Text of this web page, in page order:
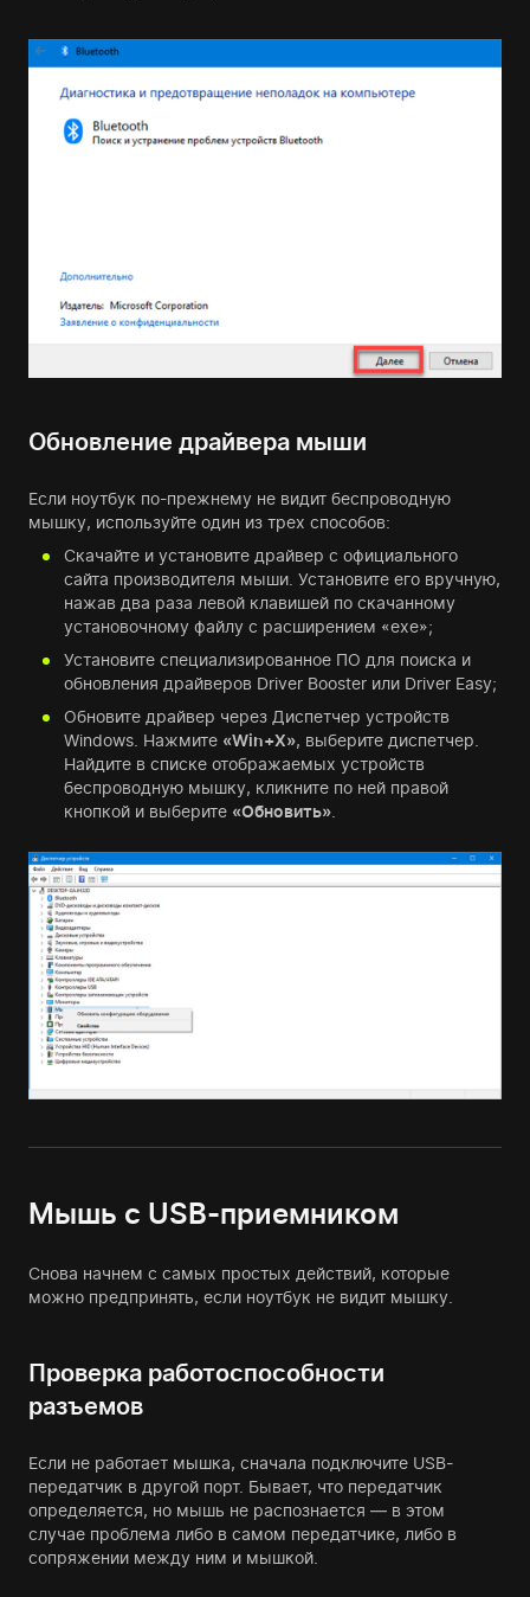
Обновление драйвера мыши
Если ноутбук по-прежнему не видит беспроводную
мышку, используйте один из трех способов:
Скачайте и установите драйвер с официального
сайта производителя мыши. Установите его вручную,
нажав два раза левой клавишей по скачанному
установочному файлу с расширением «exe»;
Установите специализированное ПО для поиска и
обновления драйверов Driver Booster или Driver Easy;
Обновите драйвер через Диспетчер устройств
Windows. Нажмите «Win+Х», выберите диспетчер.
Найдите в списке отображаемых устройств
беспроводную мышку, кликните по ней правой
кнопкой и выберите «Обновить»
Мышь с USB-приемником
Снова начнем с самых простых действий, которые
можно предпринять, если ноутбук не видит мышку.
Проверка работоспособности
разъемов
Если не работает мышка, сначала подключите USB-
передатчик в другой порт. Бывает, что передатчик
определяется, но мышь не распознается — в этом
случае проблема либо в самом передатчике, либо в
сопряжении между ним и мышкой.